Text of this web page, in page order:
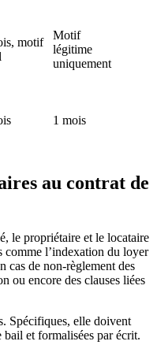
motif
Motif
légitime
uniquement
1 mois
au contrat de
le propriétaire et le locataire
comme l’indexation du loyer
cas de non-règlement des
ou encore des clauses liées
Spécifiques, elle doivent
bail et formalisées par écrit.